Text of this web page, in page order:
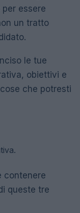
essere
un tratto
le tue
obiettivi e
che potresti
contenere
queste tre